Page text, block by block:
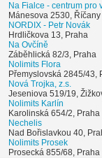
Na Fialce - centrum pro
Mánesova 2530, Říčany
NORDIX - Petr Novák
Hrdličkova 13, Praha
Na Ovčíně
Záběhlická 82/3, Praha
Nolimits Flora
Přemyslovská 2845/43,
Nová Trojka, z.s.
Jeseniova 519/19,
Nolimits Karlín
Karolinská 654/2, Praha
Nechelis
Nad Bořislavkou 40,
Nolimits Prosek
Prosecká 855/68, Praha